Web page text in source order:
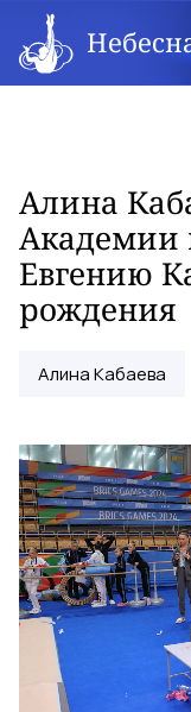
Алина
Академии
Евгению
рождения
Алина Кабаева